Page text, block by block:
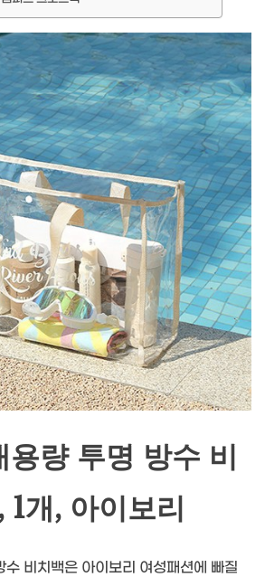
용량 투명 방수 비
1개, 아이보리
수 비치백은 아이보리 여성패션에 빠질